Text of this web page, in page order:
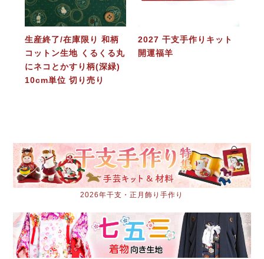
生産終了/在庫限り 和柄
コットン生地 くるくる丸
にネコとかすり柄(深緑)
10cm単位 切り売り
2027 干支手作りキット
開運福羊
2026年干支・正月飾り手作り